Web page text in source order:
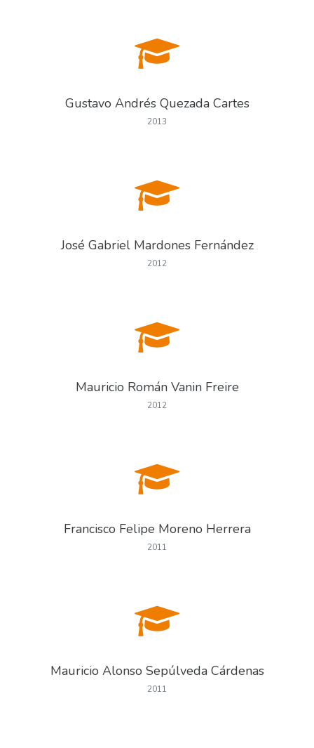
Gustavo Andrés Quezada Cartes
2013
José Gabriel Mardones Fernández
2012
Mauricio Román Vanin Freire
2012
Francisco Felipe Moreno Herrera
2011
Mauricio Alonso Sepúlveda Cárdenas
2011